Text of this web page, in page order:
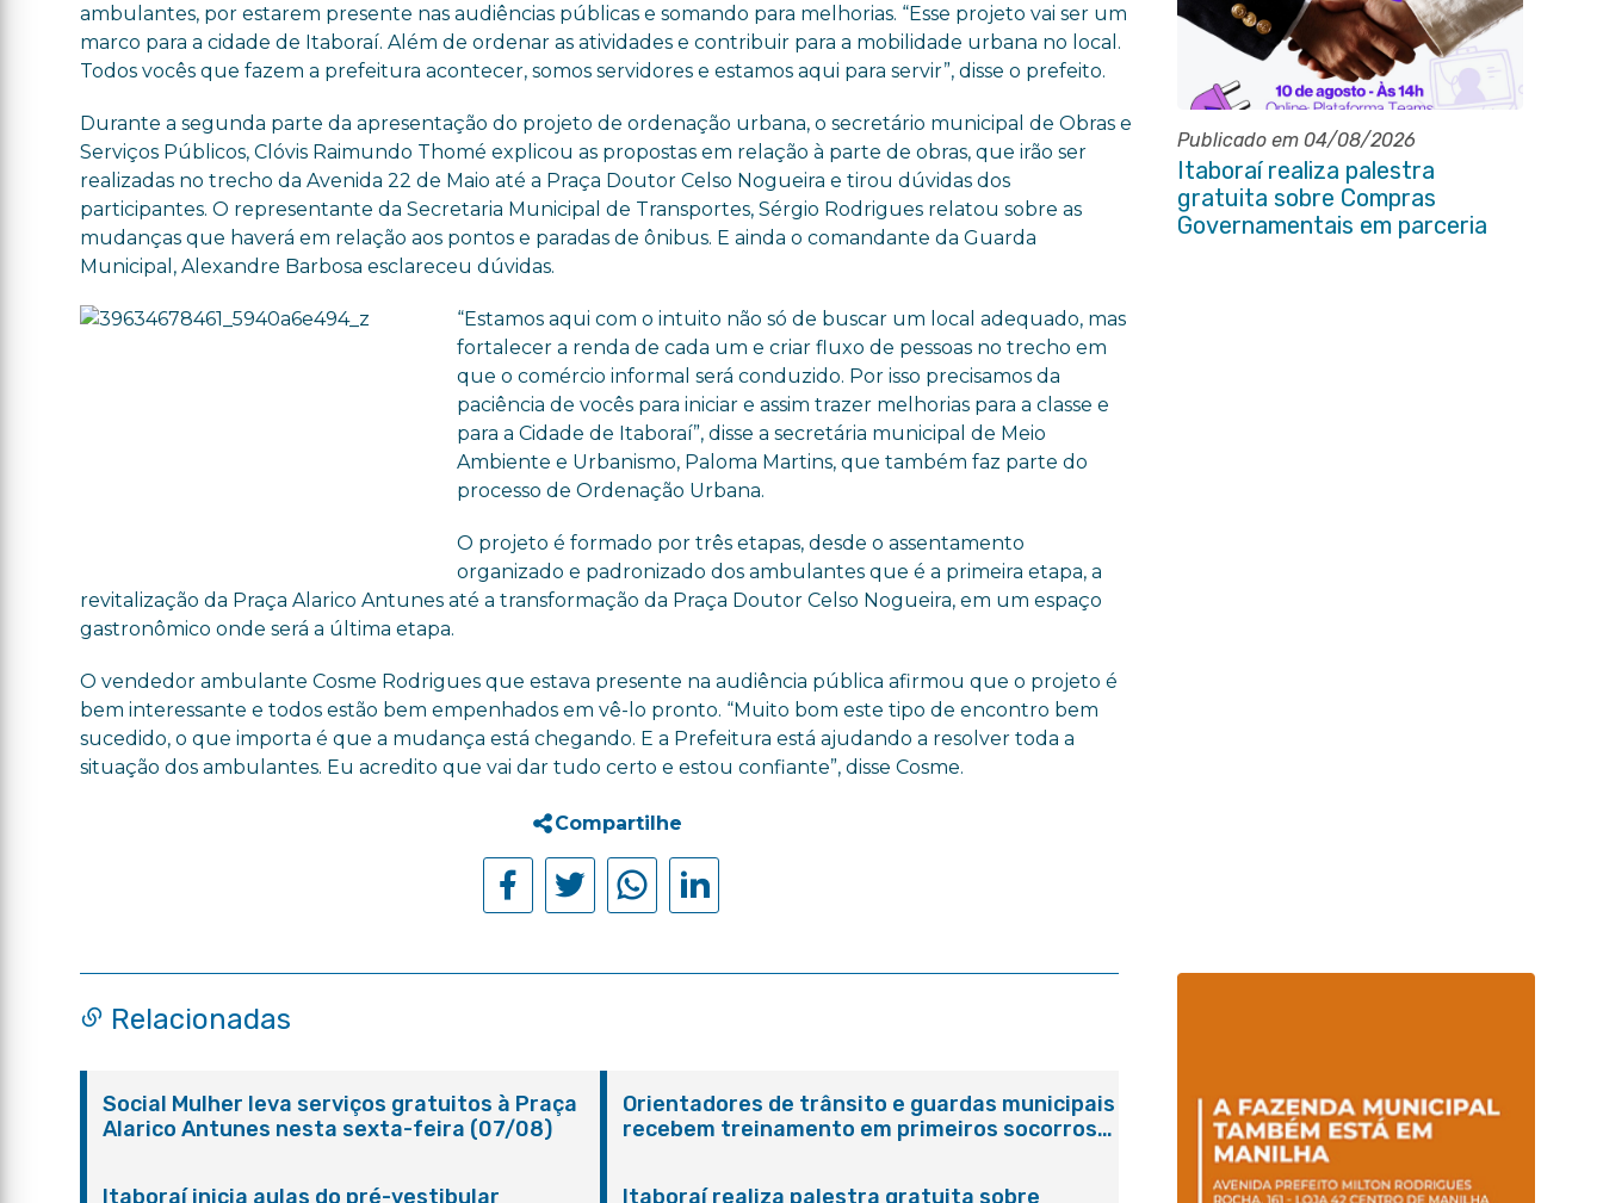
ambulantes, por estarem presente nas audiências públicas e somando para melhorias. “Esse projeto vai ser um
marco para a cidade de Itaboraí. Além de ordenar as atividades e contribuir para a mobilidade urbana no local.
Todos vocês que fazem a prefeitura acontecer, somos servidores e estamos aqui para servir”, disse o prefeito.
Durante a segunda parte da apresentação do projeto de ordenação urbana, o secretário municipal de Obras e
Serviços Públicos, Clóvis Raimundo Thomé explicou as propostas em relação à parte de obras, que irão ser
realizadas no trecho da Avenida 22 de Maio até a Praça Doutor Celso Nogueira e tirou dúvidas dos
participantes. O representante da Secretaria Municipal de Transportes, Sérgio Rodrigues relatou sobre as
mudanças que haverá em relação aos pontos e paradas de ônibus. E ainda o comandante da Guarda
Municipal, Alexandre Barbosa esclareceu dúvidas.
“Estamos aqui com o intuito não só de buscar um local adequado, mas
fortalecer a renda de cada um e criar fluxo de pessoas no trecho em
que o comércio informal será conduzido. Por isso precisamos da
paciência de vocês para iniciar e assim trazer melhorias para a classe e
para a Cidade de Itaboraí”, disse a secretária municipal de Meio
Ambiente e Urbanismo, Paloma Martins, que também faz parte do
processo de Ordenação Urbana.
O projeto é formado por três etapas, desde o assentamento
organizado e padronizado dos ambulantes que é a primeira etapa, a
revitalização da Praça Alarico Antunes até a transformação da Praça Doutor Celso Nogueira, em um espaço
gastronômico onde será a última etapa.
O vendedor ambulante Cosme Rodrigues que estava presente na audiência pública afirmou que o projeto é
bem interessante e todos estão bem empenhados em vê-lo pronto. “Muito bom este tipo de encontro bem
sucedido, o que importa é que a mudança está chegando. E a Prefeitura está ajudando a resolver toda a
situação dos ambulantes. Eu acredito que vai dar tudo certo e estou confiante”, disse Cosme.
Compartilhe
Publicado em 04/08/2026
Itaboraí realiza palestra
gratuita sobre Compras
Governamentais em parceria
Relacionadas
Social Mulher leva serviços gratuitos à Praça
Alarico Antunes nesta sexta-feira (07/08)
Orientadores de trânsito e guardas municipais
recebem treinamento em primeiros socorros
Itaboraí inicia aulas do pré-vestibular
Itaboraí realiza palestra gratuita sobre